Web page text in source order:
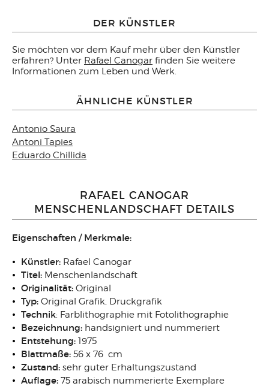
DER KÜNSTLER
Sie möchten vor dem Kauf mehr über den Künstler
erfahren? Unter Rafael Canogar finden Sie weitere
Informationen zum Leben und Werk.
ÄHNLICHE KÜNSTLER
Antonio Saura
Antoni Tapies
Eduardo Chillida
RAFAEL CANOGAR
MENSCHENLANDSCHAFT DETAILS
Eigenschaften / Merkmale:
Künstler: Rafael Canogar
Titel: Menschenlandschaft
Originalität: Original
Typ: Original Grafik, Druckgrafik
Technik: Farblithographie mit Fotolithographie
Bezeichnung: handsigniert und nummeriert
Entstehung: 1975
Blattmaße: 56 x 76 cm
Zustand: sehr guter Erhaltungszustand
Auflage: 75 arabisch nummerierte Exemplare